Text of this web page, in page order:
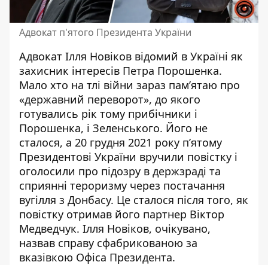
Адвокат п'ятого Президента України
Адвокат Ілля Новіков відомий в Україні як
захисник інтересів Петра Порошенка.
Мало хто на тлі війни зараз пам’ятаю про
«державний переворот», до якого
готувались рік тому прибічники і
Порошенка, і Зеленського. Його не
сталося, а 20 грудня 2021 року п’ятому
Президентові України вручили повістку і
оголосили про підозру в держзраді та
сприянні тероризму через постачання
вугілля з Донбасу. Це сталося після того, як
повістку отримав його партнер Віктор
Медведчук. Ілля Новіков, очікувано,
назвав справу сфабрикованою за
вказівкою Офіса Президента.